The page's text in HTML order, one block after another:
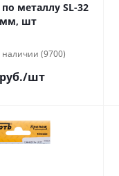
металлу SL-32
мм, шт
наличии (9700)
/шт